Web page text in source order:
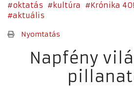
oktatás
kultúra Krónika 40!
aktuális
Nyomtatás
Napfény